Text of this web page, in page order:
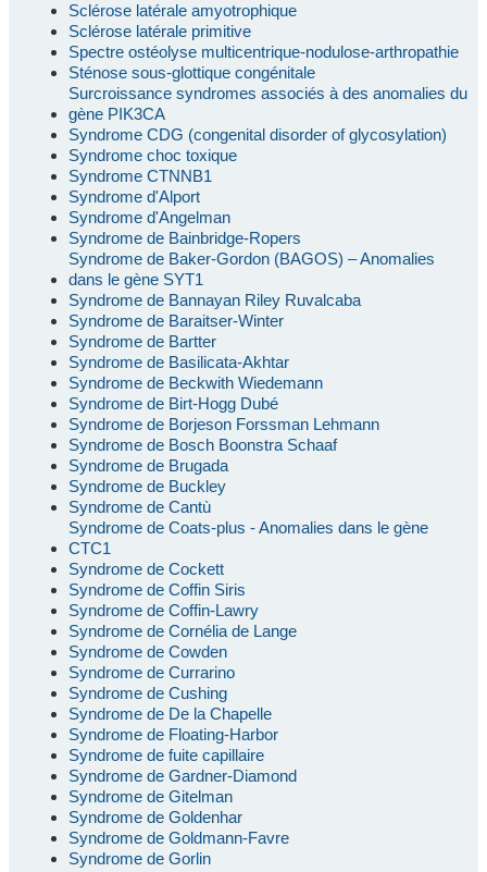
Sclérose latérale amyotrophique
Sclérose latérale primitive
Spectre ostéolyse multicentrique-nodulose-arthropathie
Sténose sous-glottique congénitale
Surcroissance syndromes associés à des anomalies du
gène PIK3CA
Syndrome CDG (congenital disorder of glycosylation)
Syndrome choc toxique
Syndrome CTNNB1
Syndrome d'Alport
Syndrome d'Angelman
Syndrome de Bainbridge-Ropers
Syndrome de Baker-Gordon (BAGOS) – Anomalies
dans le gène SYT1
Syndrome de Bannayan Riley Ruvalcaba
Syndrome de Baraitser-Winter
Syndrome de Bartter
Syndrome de Basilicata-Akhtar
Syndrome de Beckwith Wiedemann
Syndrome de Birt-Hogg Dubé
Syndrome de Borjeson Forssman Lehmann
Syndrome de Bosch Boonstra Schaaf
Syndrome de Brugada
Syndrome de Buckley
Syndrome de Cantù
Syndrome de Coats-plus - Anomalies dans le gène
CTC1
Syndrome de Cockett
Syndrome de Coffin Siris
Syndrome de Coffin-Lawry
Syndrome de Cornélia de Lange
Syndrome de Cowden
Syndrome de Currarino
Syndrome de Cushing
Syndrome de De la Chapelle
Syndrome de Floating-Harbor
Syndrome de fuite capillaire
Syndrome de Gardner-Diamond
Syndrome de Gitelman
Syndrome de Goldenhar
Syndrome de Goldmann-Favre
Syndrome de Gorlin